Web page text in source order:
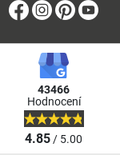
Facebook
Instagram
Pinterest
43466
Hodnocení
4.85/ 5.00